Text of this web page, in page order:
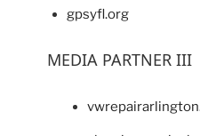
gpsyfl.org
MEDIA PARTNER III